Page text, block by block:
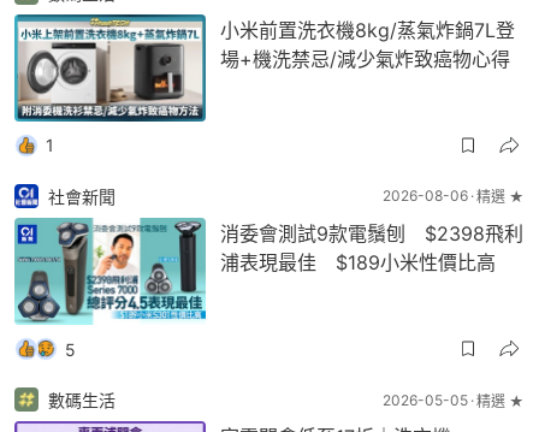
小米前置洗衣機8kg/蒸氣炸鍋7L登
場+機洗禁忌/減少氣炸致癌物心得
1
社會新聞 2026-08-06 精選 ★
消委會測試9款電鬚刨 $2398飛利
浦表現最佳 $189小米性價比高
5
數碼生活 2026-05-05 精選 ★